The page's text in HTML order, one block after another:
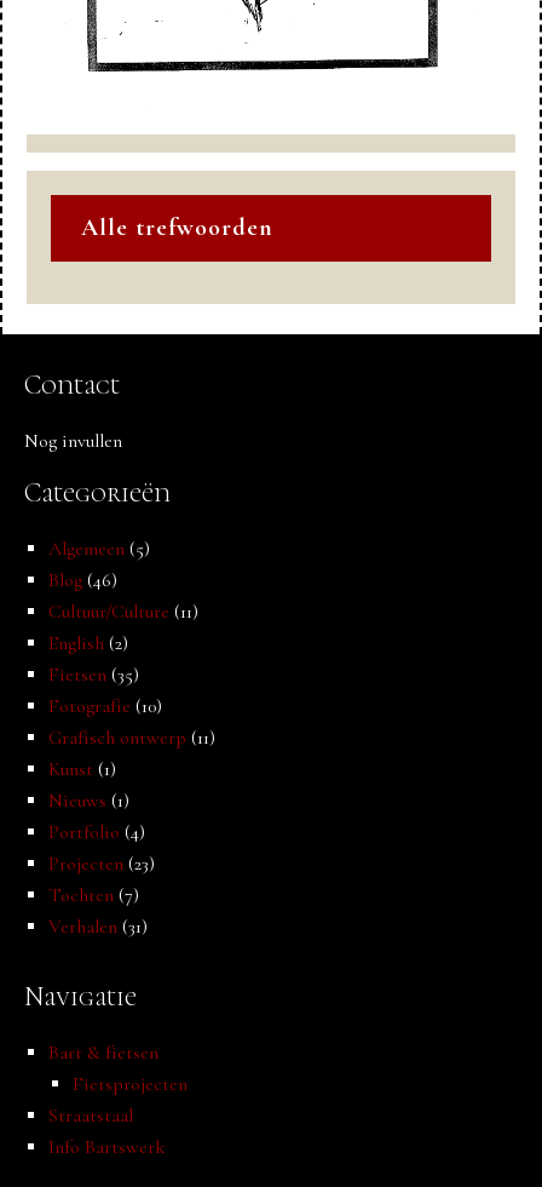
Alle trefwoorden
Contact
Nog invullen
Categorieën
Algemeen (5)
Blog (46)
Cultuur/Culture (11)
English (2)
Fietsen (35)
Fotografie (10)
Grafisch ontwerp (11)
Kunst (1)
Nieuws (1)
Portfolio (4)
Projecten (23)
Tochten (7)
Verhalen (31)
Navigatie
Bart & fietsen
Fietsprojecten
Straatstaal
Info Bartswerk